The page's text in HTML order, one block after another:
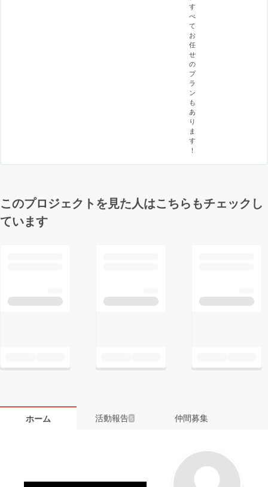
す
べ
て
お
任
せ
の
プ
ラ
ン
も
あ
り
ま
す
！
このプロジェクトを見た人はこちらもチェックし
ています
ホーム 活動報告5 仲間募集